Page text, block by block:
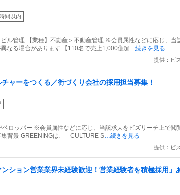
間以内
ビル管理 【業種】不動産＞不動産管理 ※会員属性などに応じ、当
なる場合があります 【110名で売上1,000億超…続きを見る
提供：ビ
ャーをつくる／街づくり会社の採用担当募集！
ベロッパー ※会員属性などに応じ、当該求人をビズリーチ上で閲
背景 GREENINGは、「CULTURE S…続きを見る
提供：ビ
ション営業業界未経験歓迎！営業経験者を積極採用」
てあなたの営業スキルをチームで活かしませんか？